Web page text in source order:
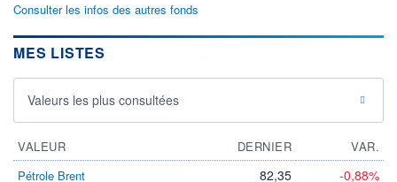
Consulter les infos des autres fonds
MES LISTES
Valeurs les plus consultées
VALEUR DERNIER
VAR.
Pétrole Brent
82,35 -0,88%